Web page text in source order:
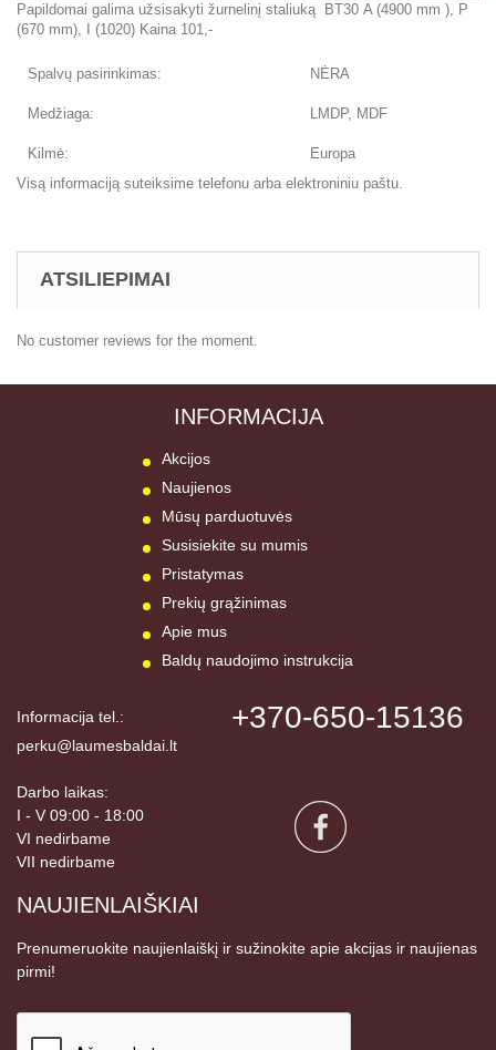
Papildomai galima užsisakyti žurnelinį staliuką BT30 A (4900 mm ), P
(670 mm), I (1020) Kaina 101,-
Spalvų pasirinkimas: NĖRA
Medžiaga: LMDP, MDF
Kilmė:
Europa
Visą informaciją suteiksime telefonu arba elektroniniu paštu.
ATSILIEPIMAI
No customer reviews for the moment.
INFORMACIJA
Akcijos
Naujienos
Mūsų parduotuvės
Susisiekite su mumis
Pristatymas
Prekių grąžinimas
Apie mus
Baldų naudojimo instrukcija
Informacija tel.: +370-650-15136
perku@laumesbaldai.lt
Darbo laikas:
I - V 09:00 - 18:00
VI nedirbame
VII nedirbame
NAUJIENLAIŠKIAI
Prenumeruokite naujienlaiškį ir sužinokite apie akcijas ir naujienas
pirmi!